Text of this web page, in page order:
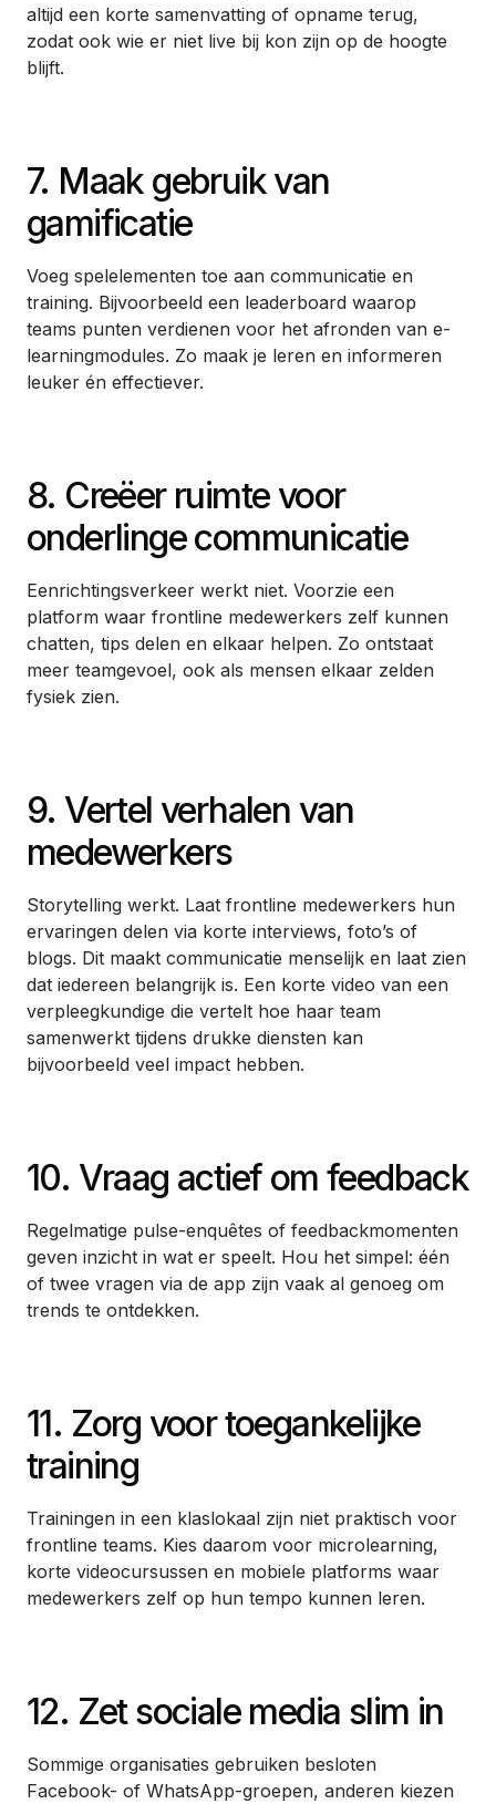
altijd een korte samenvatting of opname terug,
zodat ook wie er niet live bij kon zijn op de hoogte
blijft.
7. Maak gebruik van
gamificatie
Voeg spelelementen toe aan communicatie en
training. Bijvoorbeeld een leaderboard waarop
teams punten verdienen voor het afronden van e-
learningmodules. Zo maak je leren en informeren
leuker én effectiever.
8. Creëer ruimte voor
onderlinge communicatie
Eenrichtingsverkeer werkt niet. Voorzie een
platform waar frontline medewerkers zelf kunnen
chatten, tips delen en elkaar helpen. Zo ontstaat
meer teamgevoel, ook als mensen elkaar zelden
fysiek zien.
9. Vertel verhalen van
medewerkers
Storytelling werkt. Laat frontline medewerkers hun
ervaringen delen via korte interviews, foto’s of
blogs. Dit maakt communicatie menselijk en laat zien
dat iedereen belangrijk is. Een korte video van een
verpleegkundige die vertelt hoe haar team
samenwerkt tijdens drukke diensten kan
bijvoorbeeld veel impact hebben.
10. Vraag actief om feedback
Regelmatige pulse-enquêtes of feedbackmomenten
geven inzicht in wat er speelt. Hou het simpel: één
of twee vragen via de app zijn vaak al genoeg om
trends te ontdekken.
11. Zorg voor toegankelijke
training
Trainingen in een klaslokaal zijn niet praktisch voor
frontline teams. Kies daarom voor microlearning,
korte videocursussen en mobiele platforms waar
medewerkers zelf op hun tempo kunnen leren.
12. Zet sociale media slim in
Sommige organisaties gebruiken besloten
Facebook- of WhatsApp-groepen, anderen kiezen